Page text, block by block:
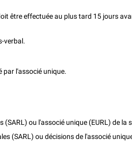
être effectuée au plus tard 15 jours
verbal.
par l'associé unique.
(SARL) ou l'associé unique (EURL) de la
(SARL) ou décisions de l'associé